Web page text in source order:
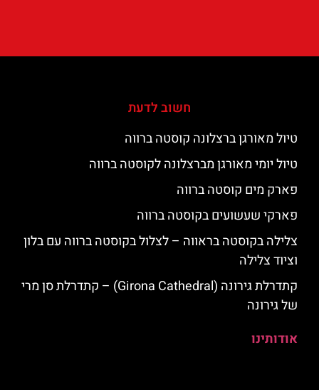
חשוב לדעת
טיול מאורגן ברצלונה קוסטה ברווה
טיול יומי מאורגן מברצלונה לקוסטה ברווה
פארק מים קוסטה ברווה
פארקי שעשועים בקוסטה ברווה
צלילה בקוסטה בראווה – לצלול בקוסטה ברווה עם בלון
וציוד צלילה
קתדרלת גירונה (Girona Cathedral) – קתדרלת סן מרי
של גירונה
אודותינו